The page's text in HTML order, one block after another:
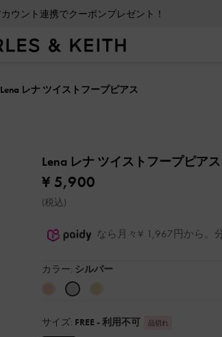
ウント連携でクーポンプレゼント！
Lena レナ ツイストフープピアス
Lena レナ ツイストフープピアス
¥ 5,900
(税込)
なら月々¥ 1,967円から。
カラー: シルバー
サイズ: FREE - 利用不可 品切れ